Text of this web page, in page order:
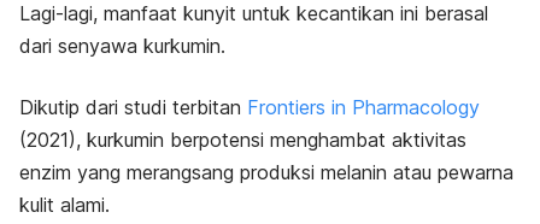
Lagi-lagi, manfaat kunyit untuk kecantikan ini berasal
dari senyawa kurkumin.
Dikutip dari studi terbitan Frontiers in Pharmacology
(2021), kurkumin berpotensi menghambat aktivitas
enzim yang merangsang produksi melanin atau pewarna
kulit alami.